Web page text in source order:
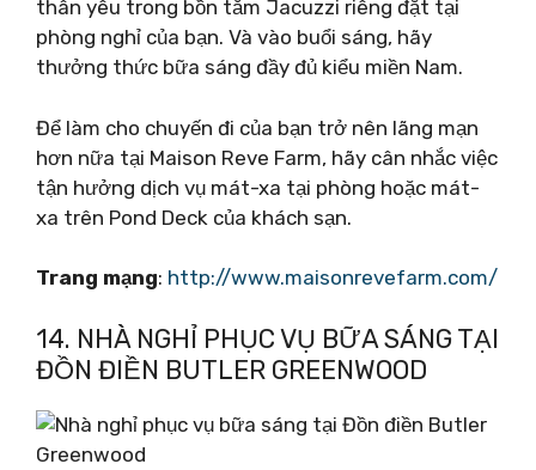
thân yêu trong bồn tắm Jacuzzi riêng đặt tại
phòng nghỉ của bạn. Và vào buổi sáng, hãy
thưởng thức bữa sáng đầy đủ kiểu miền Nam.
Để làm cho chuyến đi của bạn trở nên lãng mạn
hơn nữa tại Maison Reve Farm, hãy cân nhắc việc
tận hưởng dịch vụ mát-xa tại phòng hoặc mát-
xa trên Pond Deck của khách sạn.
Trang mạng: http://www.maisonrevefarm.com/
14. NHÀ NGHỈ PHỤC VỤ BỮA SÁNG TẠI
ĐỒN ĐIỀN BUTLER GREENWOOD